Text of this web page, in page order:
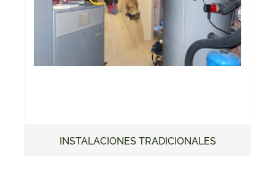
INSTALACIONES TRADICIONALES